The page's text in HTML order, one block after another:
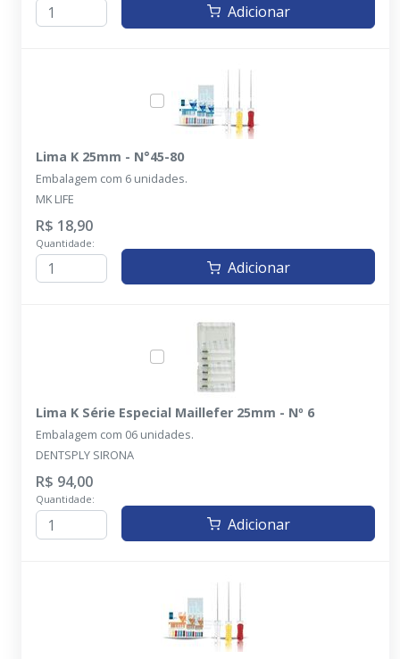
Adicionar
Lima K 25mm - N°45-80
Embalagem com 6 unidades.
MK LIFE
R$ 18,90
Quantidade:
Adicionar
Lima K Série Especial Maillefer 25mm - Nº 6
Embalagem com 06 unidades.
DENTSPLY SIRONA
R$ 94,00
Quantidade:
Adicionar